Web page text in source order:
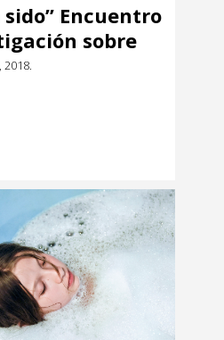
sido” Encuentro
sobre
fotografía en